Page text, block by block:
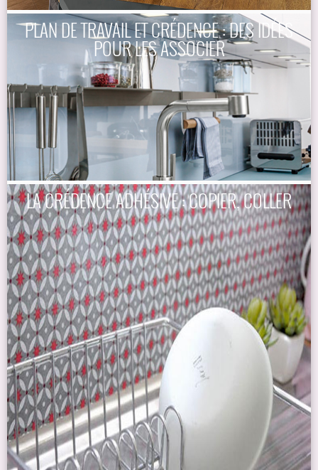
PLAN DE TRAVAIL ET CRÉDENCE : DES IDÉES
POUR LES ASSOCIER
LA CRÉDENCE ADHÉSIVE : COPIER, COLLER